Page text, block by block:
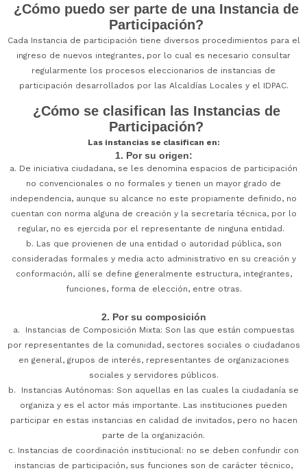
¿Cómo puedo ser parte de una Instancia de
Participación?
Cada Instancia de participación tiene diversos procedimientos para el
ingreso de nuevos integrantes, por lo cual es necesario consultar
regularmente los procesos eleccionarios de instancias de
participación desarrollados por las Alcaldías Locales y el IDPAC.
¿Cómo se clasifican las Instancias de
Participación?
Las instancias se clasifican en:
1. Por su origen:
a. De iniciativa ciudadana, se les denomina espacios de participación
no convencionales o no formales y tienen un mayor grado de
independencia, aunque su alcance no este propiamente definido, no
cuentan con norma alguna de creación y la secretaría técnica, por lo
regular, no es ejercida por el representante de ninguna entidad.
b. Las que provienen de una entidad o autoridad pública, son
consideradas formales y media acto administrativo en su creación y
conformación, allí se define generalmente estructura, integrantes,
funciones, forma de elección, entre otras.
2. Por su composición
a. Instancias de Composición Mixta: Son las que están compuestas
por representantes de la comunidad, sectores sociales o ciudadanos
en general, grupos de interés, representantes de organizaciones
sociales y servidores públicos.
b. Instancias Autónomas: Son aquellas en las cuales la ciudadanía se
organiza y es el actor más importante. Las instituciones pueden
participar en estas instancias en calidad de invitados, pero no hacen
parte de la organización.
c. Instancias de coordinación institucional: no se deben confundir con
instancias de participación, sus funciones son de carácter técnico,